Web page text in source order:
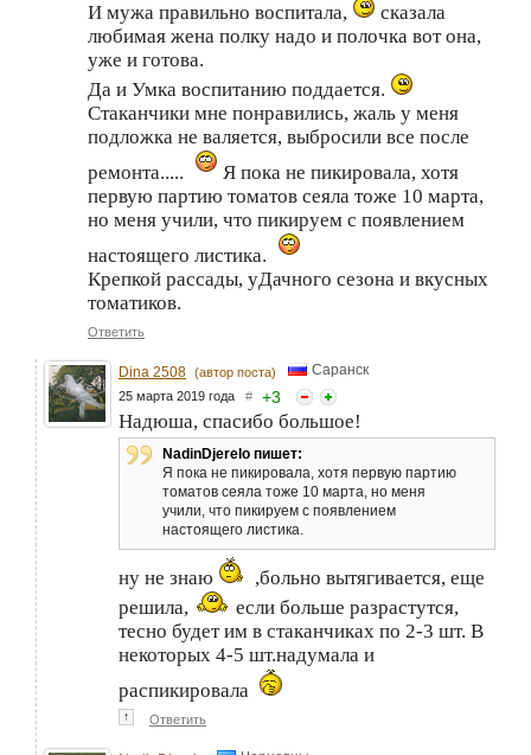
И мужа правильно воспитала,
сказала
любимая жена полку надо и полочка вот она,
уже и готова.
Да и Умка воспитанию поддается.
Стаканчики мне понравились, жаль у меня
подложка не валяется, выбросили все после
ремонта.....
Я пока не пикировала, хотя
первую партию томатов сеяла тоже 10 марта,
но меня учили, что пикируем с появлением
настоящего листика.
Крепкой рассады, уДачного сезона и вкусных
томатиков.
Ответить
Dina 2508 (автор поста) Саранск
25 марта 2019 года # +3
Надюша, спасибо большое!
NadinDjerelo пишет:
Я пока не пикировала, хотя первую партию
томатов сеяла тоже 10 марта, но меня
учили, что пикируем с появлением
настоящего листика.
ну не знаю
,больно вытягивается, еще
решила,
если больше разрастутся,
тесно будет им в стаканчиках по 2-3 шт. В
некоторых 4-5 шт.надумала и
распикировала
↑ Ответить